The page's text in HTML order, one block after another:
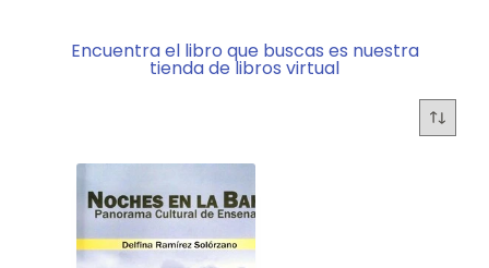
Encuentra el libro que buscas es nuestra
tienda de libros virtual